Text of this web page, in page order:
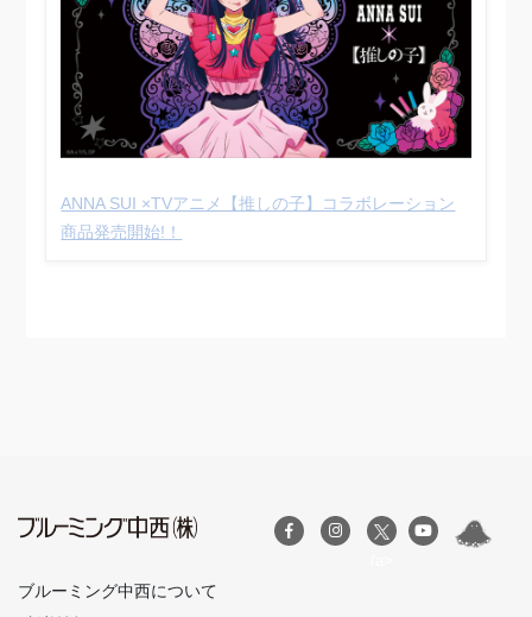
ANNA SUI ×TVアニメ【推しの子】コラボレーション
商品発売開始!！
ブルーミング中西について